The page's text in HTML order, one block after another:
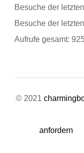
Besuche der
Besuche der
Aufrufe gesamt:
© 2021
anfordern